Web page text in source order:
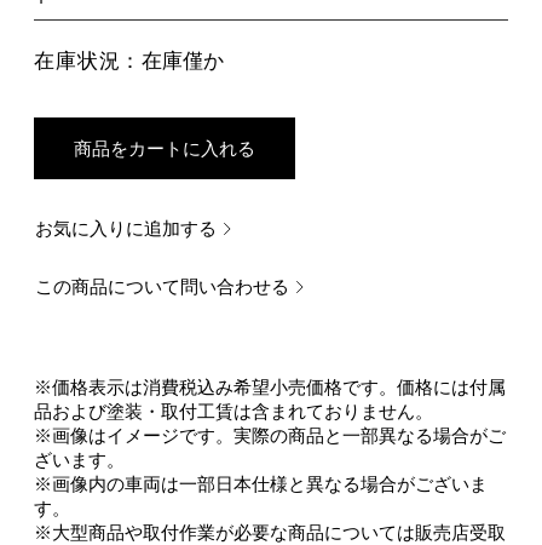
在庫状況：在庫僅か
商品をカートに入れる
お気に入りに追加する
この商品について問い合わせる
※価格表示は消費税込み希望小売価格です。価格には付属
品および塗装・取付工賃は含まれておりません。
※画像はイメージです。実際の商品と一部異なる場合がご
ざいます。
※画像内の車両は一部日本仕様と異なる場合がございま
す。
※大型商品や取付作業が必要な商品については販売店受取